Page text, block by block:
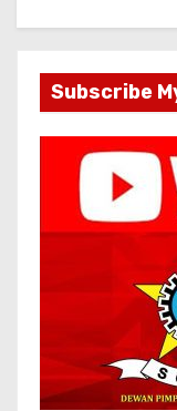
Subscribe